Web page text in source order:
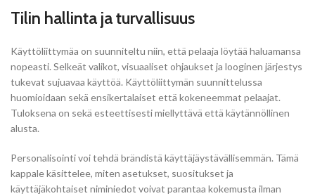
Tilin hallinta ja turvallisuus
Käyttöliittymäa on suunniteltu niin, että pelaaja löytää haluamansa
nopeasti. Selkeät valikot, visuaaliset ohjaukset ja looginen järjestys
tukevat sujuavaa käyttöä. Käyttöliittymän suunnittelussa
huomioidaan sekä ensikertalaiset että kokeneemmat pelaajat.
Tuloksena on sekä esteettisesti miellyttävä että käytännöllinen
alusta.
Personalisointi voi tehdä brändistä käyttäjäystävällisemmän. Tämä
kappale käsittelee, miten asetukset, suositukset ja
käyttäjäkohtaiset niminiedot voivat parantaa kokemusta ilman